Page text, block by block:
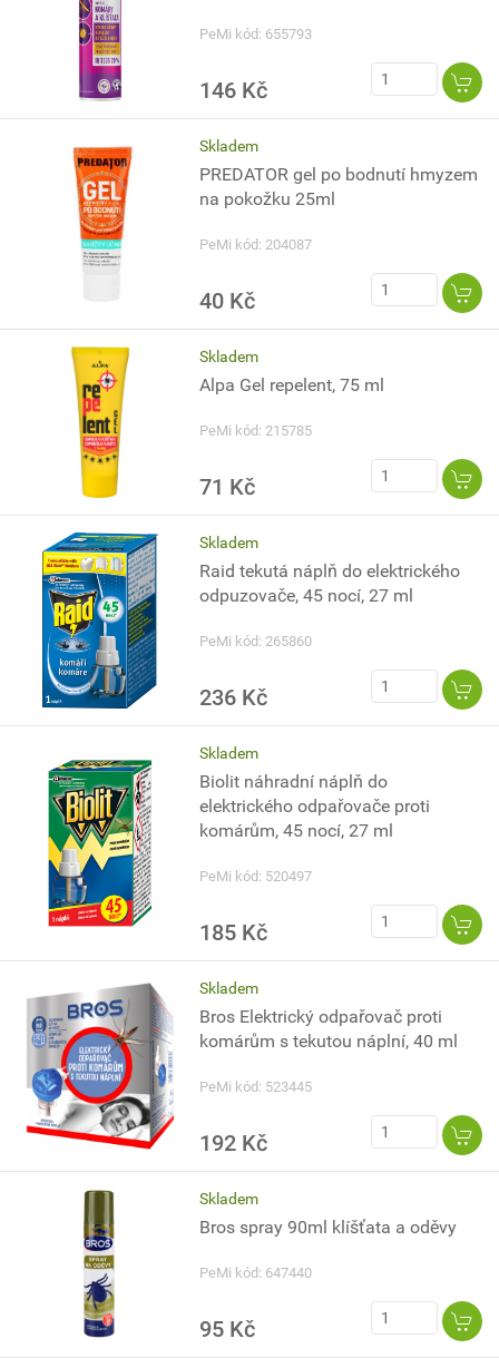
PeMi kód: 655793
146 Kč
Skladem
PREDATOR gel po bodnutí hmyzem
na pokožku 25ml
PeMi kód: 204087
40 Kč
Skladem
Alpa Gel repelent, 75 ml
PeMi kód: 215785
71 Kč
Skladem
Raid tekutá náplň do elektrického
odpuzovače, 45 nocí, 27 ml
PeMi kód: 265860
236 Kč
Skladem
Biolit náhradní náplň do
elektrického odpařovače proti
komárům, 45 nocí, 27 ml
PeMi kód: 520497
185 Kč
Skladem
Bros Elektrický odpařovač proti
komárům s tekutou náplní, 40 ml
PeMi kód: 523445
192 Kč
Skladem
Bros spray 90ml klíšťata a oděvy
PeMi kód: 647440
95 Kč